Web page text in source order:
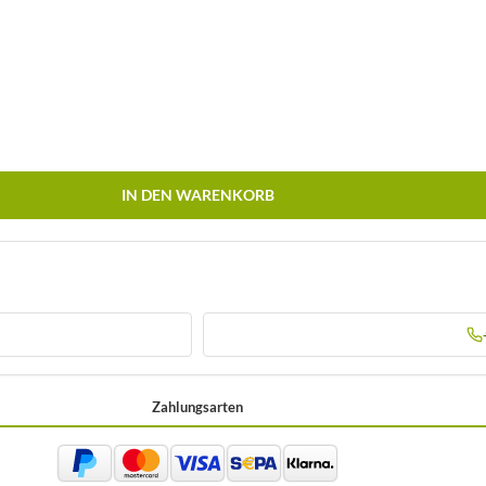
IN DEN WARENKORB
Zahlungsarten